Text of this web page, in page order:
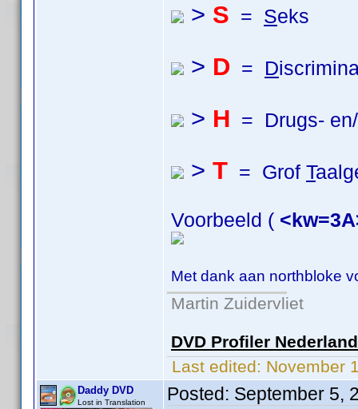
> S = Seks
> D = D
> H = Drugs-
> T = Grof T
Voorbeeld (
Met dank aan northbloke
Martin Zuidervliet
DVD Profiler
Last edited: November
Daddy DVD
Lost in Translation Posted: September 5,